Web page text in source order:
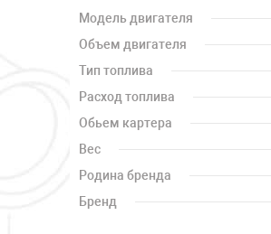
Модель двигателя
Объем двигателя
Тип топлива
Расход топлива
Обьем картера
Вес
Родина бренда
Бренд